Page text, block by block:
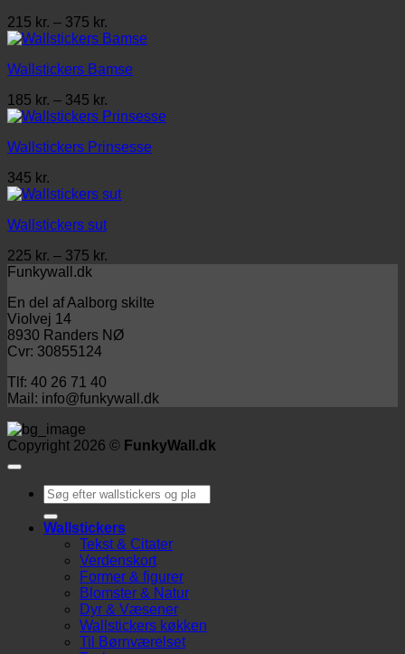
215 kr. – 375 kr.
215 kr.
375 kr.
Wallstickers Bamse
185 kr. – 345 kr.
185 kr.
345 kr.
Wallstickers Prinsesse
345 kr.
Wallstickers sut
225 kr. – 375 kr.
375 kr.
Funkywall.dk
En del af Aalborg skilte
Violvej 14
8930 Randers NØ
Cvr: 30855124
Tlf: 40 26 71 40
Mail: info@funkywall.dk
Copyright 2026 © FunkyWall.dk
Søg
efter:
Wallstickers
Tekst & Citater
Verdenskort
Former & figurer
Blomster & Natur
Dyr & Væsener
Wallstickers køkken
Til Børnværelset